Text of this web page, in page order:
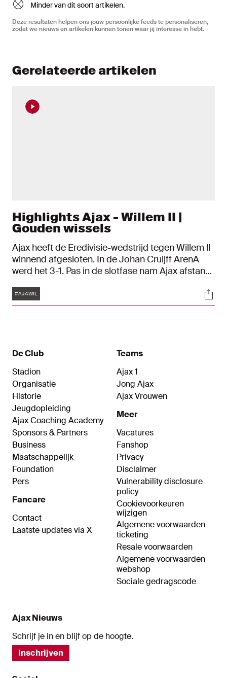
Minder van dit soort artikelen.
Deze resultaten helpen ons jouw persoonlijke feeds te personaliseren,
zodat we nieuws en artikelen kunnen tonen waar jij interesse in hebt.
Gerelateerde artikelen
Highlights Ajax - Willem II |
Gouden wissels
Ajax heeft de Eredivisie-wedstrijd tegen Willem ll
winnend afgesloten. In de Johan Cruijff ArenA
werd het 3-1. Pas in de slotfase nam Ajax afstand
het nog 1-1, waarna invallers Brian Brobbey en
Dusan Tadic alsnog het verschil maakten.
Tags
#AJAWIL
De Club
Stadion
Organisatie
Historie
Jeugdopleiding
Ajax Coaching Academy
Sponsors & Partners
Business
Maatschappelijk
Foundation
Pers
Fancare
Contact
Laatste updates via X
Teams
Ajax 1
Jong Ajax
Ajax Vrouwen
Meer
Vacatures
Fanshop
Privacy
Disclaimer
Vulnerability disclosure
policy
Cookievoorkeuren
wijzigen
Algemene voorwaarden
ticketing
Resale voorwaarden
Algemene voorwaarden
webshop
Sociale gedragscode
Ajax Nieuws
Schrijf je in en blijf op de hoogte.
Inschrijven